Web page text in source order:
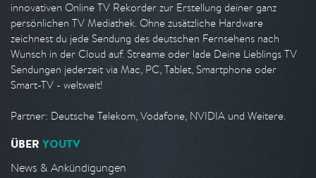
innovativen Online TV Rekorder zur Erstellung deiner ganz
persönlichen TV Mediathek. Ohne zusätzliche Hardware
zeichnest du jede Sendung des deutschen Fernsehens nach
Wunsch in der Cloud auf. Streame oder lade Deine Lieblings TV
Sendungen jederzeit via Mac, PC, Tablet, Smartphone oder
Smart-TV - weltweit!
Partner: Deutsche Telekom, Vodafone, NVIDIA und Weitere.
ÜBER YOUTV
News & Ankündigungen